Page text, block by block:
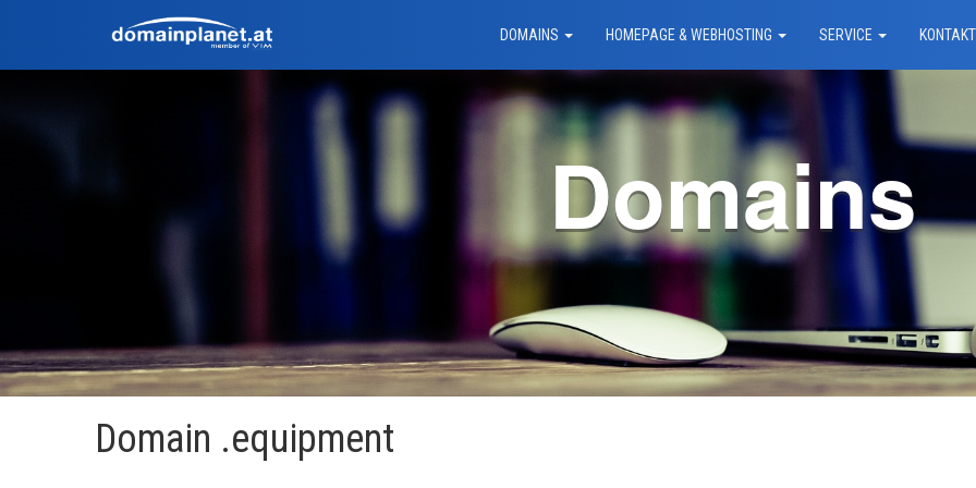
DOMAINS HOMEPAGE & WEBHOSTING SERVICE
Domains
Domain .equipment